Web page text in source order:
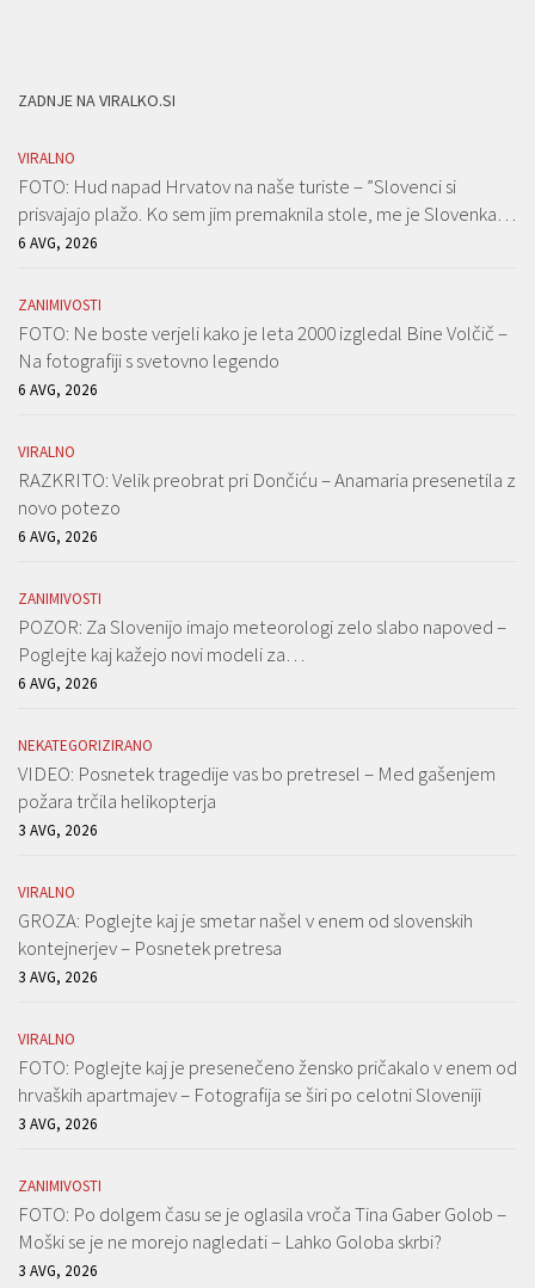
ZADNJE NA VIRALKO.SI
VIRALNO
FOTO: Hud napad Hrvatov na naše turiste – ”Slovenci si
prisvajajo plažo. Ko sem jim premaknila stole, me je Slovenka…
6 AVG, 2026
ZANIMIVOSTI
FOTO: Ne boste verjeli kako je leta 2000 izgledal Bine Volčič –
Na fotografiji s svetovno legendo
6 AVG, 2026
VIRALNO
RAZKRITO: Velik preobrat pri Dončiću – Anamaria presenetila z
novo potezo
6 AVG, 2026
ZANIMIVOSTI
POZOR: Za Slovenijo imajo meteorologi zelo slabo napoved –
Poglejte kaj kažejo novi modeli za…
6 AVG, 2026
NEKATEGORIZIRANO
VIDEO: Posnetek tragedije vas bo pretresel – Med gašenjem
požara trčila helikopterja
3 AVG, 2026
VIRALNO
GROZA: Poglejte kaj je smetar našel v enem od slovenskih
kontejnerjev – Posnetek pretresa
3 AVG, 2026
VIRALNO
FOTO: Poglejte kaj je presenečeno žensko pričakalo v enem od
hrvaških apartmajev – Fotografija se širi po celotni Sloveniji
3 AVG, 2026
ZANIMIVOSTI
FOTO: Po dolgem času se je oglasila vroča Tina Gaber Golob –
Moški se je ne morejo nagledati – Lahko Goloba skrbi?
3 AVG, 2026